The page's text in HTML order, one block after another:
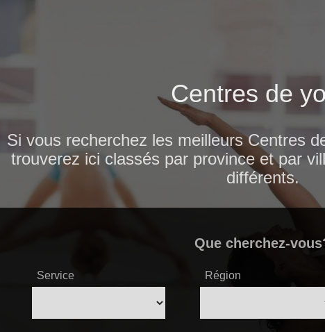
Centres de
Si vous recherchez les meilleurs Centres
trouverez ici classés par province et par
différents.
Que cherchez-
Service Région